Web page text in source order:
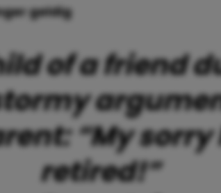
geldig
of a friend
“My sorry
retired!”